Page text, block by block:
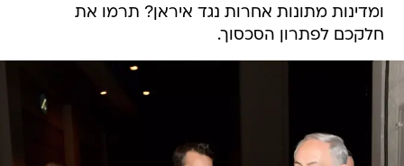
ומדינות מתונות אחרות נגד איראן? תרמו את
חלקכם לפתרון הסכסוך.